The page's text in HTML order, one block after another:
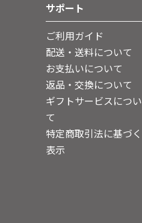
サポート
ご利用ガイド
配送・送料について
お支払いについて
返品・交換について
ギフトサービスについ
て
特定商取引法に基づく
表示